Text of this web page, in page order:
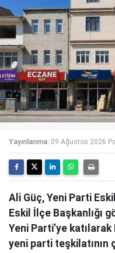
Yayınlanma: 09 Ağustos 2026
Ali Güç, Yeni Parti
Eskil İlçe Başkanlığı
Yeni Parti’ye
yeni parti teşkilatının